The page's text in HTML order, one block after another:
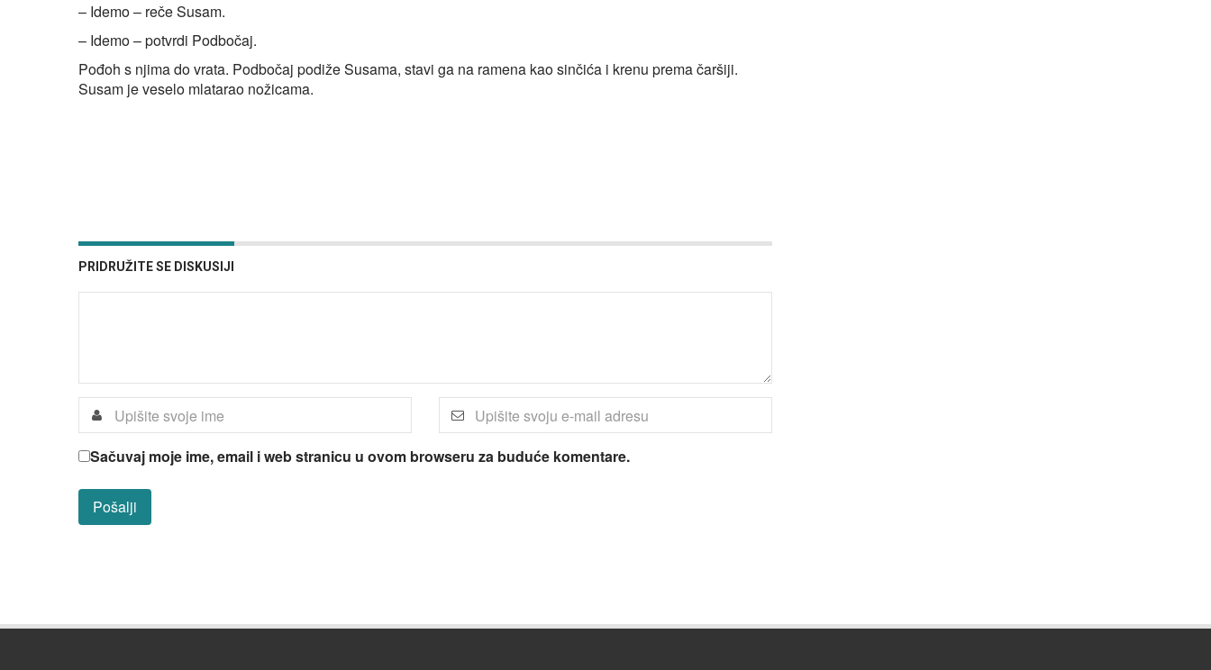
– Idemo – reče Susam.
– Idemo – potvrdi Podbočaj.
Pođoh s njima do vrata. Podbočaj podiže Susama, stavi ga na ramena kao sinčića i krenu prema čaršiji.
Susam je veselo mlatarao nožicama.
PRIDRUŽITE SE DISKUSIJI
Sačuvaj moje ime, email i web stranicu u ovom browseru za buduće komentare.